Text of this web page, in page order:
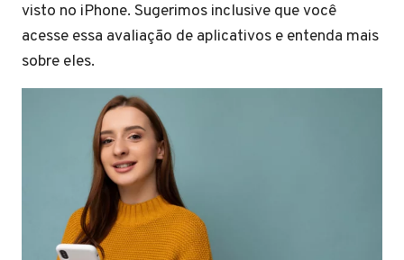
visto no iPhone. Sugerimos inclusive que você
acesse essa avaliação de aplicativos e entenda mais
sobre eles.